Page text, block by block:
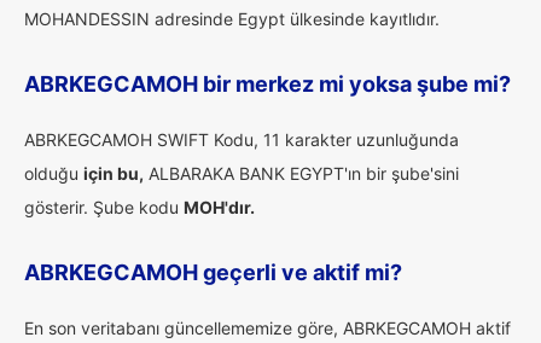
MOHANDESSIN adresinde Egypt ülkesinde kayıtlıdır.
ABRKEGCAMOH bir merkez mi yoksa şube mi?
ABRKEGCAMOH SWIFT Kodu, 11 karakter uzunluğunda
olduğu için bu, ALBARAKA BANK EGYPT'ın bir şube'sini
gösterir. Şube kodu MOH'dır.
ABRKEGCAMOH geçerli ve aktif mi?
En son veritabanı güncellememize göre, ABRKEGCAMOH aktif